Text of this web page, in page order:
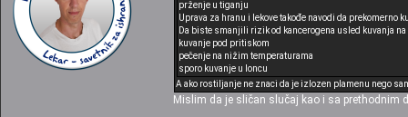
prženje u tiganju
Uprava za hranu i lekove takođe navodi da prekomerno
Da biste smanjili rizik od kancerogena usled kuvanja
kuvanje pod pritiskom
pečenje na nižim temperaturama
sporo kuvanje u loncu
A ako rostiljanje ne znaci da je izlozen plamenu nego
Mislim da je sličan slučaj kao i sa prethodnim